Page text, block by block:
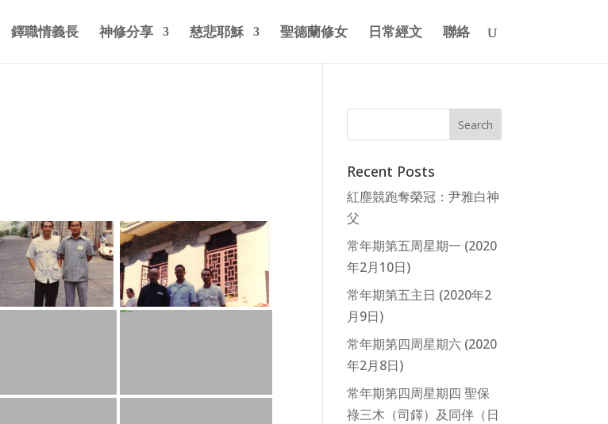
鐸職情義長 神修分享 慈悲耶穌 聖德蘭修女 日常經文 聯絡
Recent Posts
紅塵競跑奪榮冠：尹雅白神
父
常年期第五周星期一 (2020
年2月10日)
常年期第五主日 (2020年2
月9日)
常年期第四周星期六 (2020
年2月8日)
常年期第四周星期四 聖保
祿三木（司鐸）及同伴（日